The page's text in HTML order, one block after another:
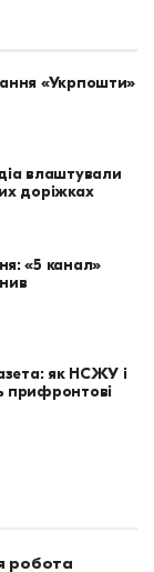
«Укрпошти»
влаштували
доріжках
«5 канал»
як НСЖУ і
прифронтові
робота